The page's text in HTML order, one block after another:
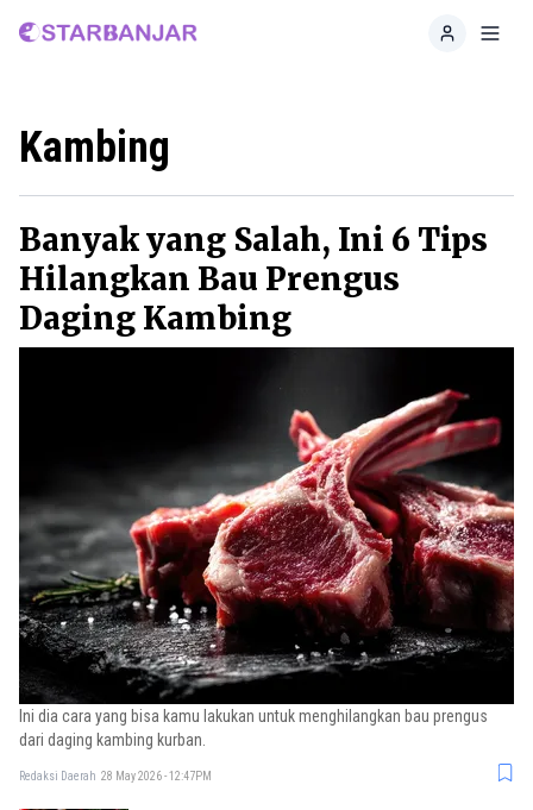
Home
Kambing
Banyak yang Salah, Ini 6 Tips
Hilangkan Bau Prengus
Daging Kambing
Ini dia cara yang bisa kamu lakukan untuk menghilangkan bau prengus
dari daging kambing kurban.
Redaksi Daerah 28 May 2026 - 12:47PM